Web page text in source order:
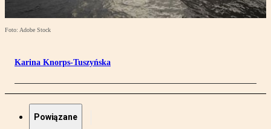
Foto: Adobe Stock
Karina Knorps-Tuszyńska
Powiązane